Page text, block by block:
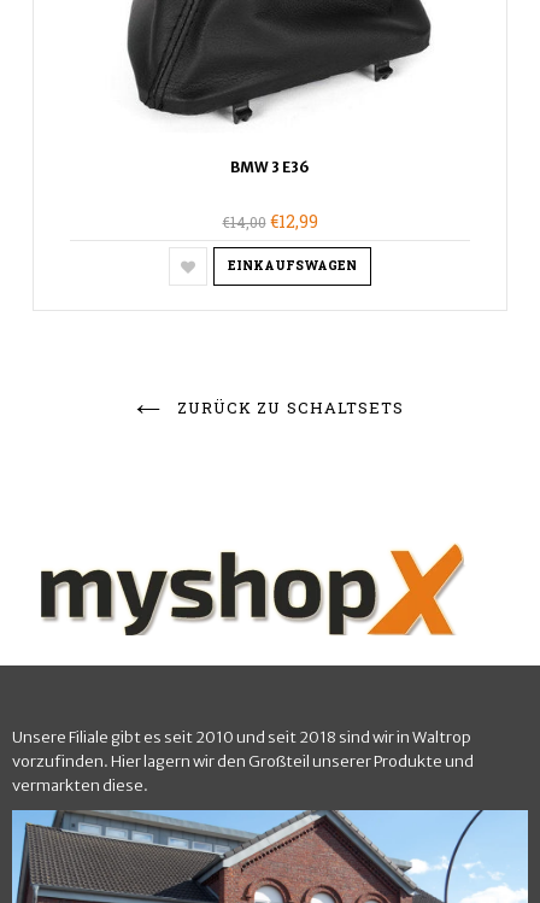
BMW 3 E36
€14,00€12,99
EINKAUFSWAGEN
ZURÜCK ZU SCHALTSETS
Unsere Filiale gibt es seit 2010 und seit 2018 sind wir in Waltrop
vorzufinden. Hier lagern wir den Großteil unserer Produkte und
vermarkten diese.